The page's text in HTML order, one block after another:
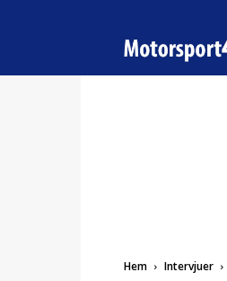
Hem Intervjuer